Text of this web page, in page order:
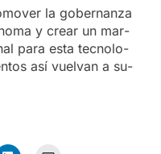
la go­ber­nan­za
y crear un mar­
para esta tec­no­lo­
así vuel­van a su­